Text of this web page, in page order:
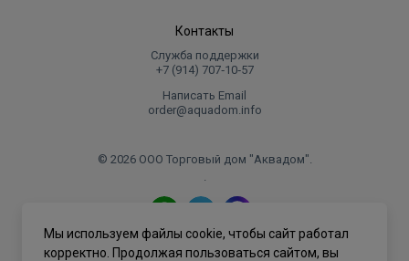
Контакты
Служба поддержки
+7 (914) 707‑10‑57
Написать Email
order@aquadom.info
© 2026 ООО Торговый дом "Аквадом".
.
Политика конфиденциальности
Мы используем файлы cookie, чтобы сайт работал
корректно. Продолжая пользоваться сайтом, вы